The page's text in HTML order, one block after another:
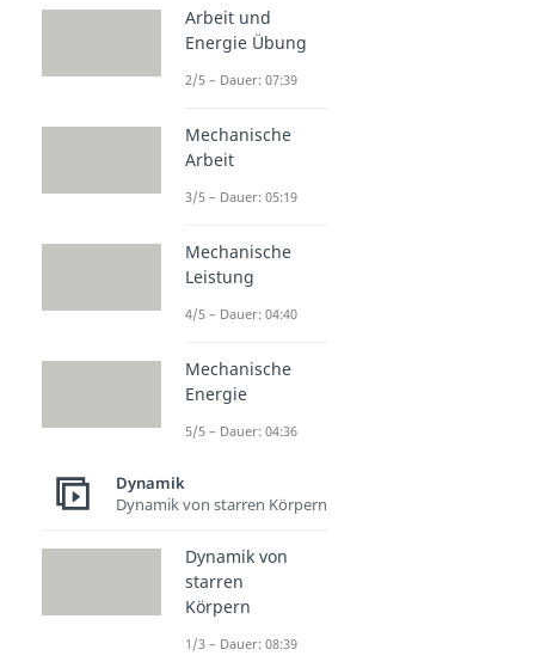
Arbeit und
Energie Übung
2/5 – Dauer: 07:39
Mechanische
Arbeit
3/5 – Dauer: 05:19
Mechanische
Leistung
4/5 – Dauer: 04:40
Mechanische
Energie
5/5 – Dauer: 04:36
Dynamik
Dynamik von starren Körpern
Dynamik von
starren
Körpern
1/3 – Dauer: 08:39